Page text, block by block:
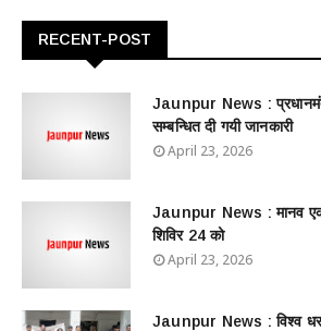
RECENT-POST
Jaunpur News :
सम्बन्धित दी गयी जानकारी
April 23, 2026
Jaunpur News : ​मानव
शिविर 24 को
April 23, 2026
Jaunpur News : विश्व